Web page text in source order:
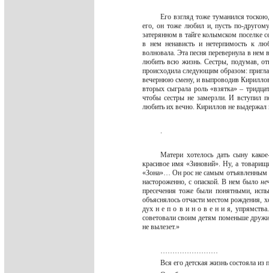
Его взгляд тоже туманился
его, он тоже любил и, пусть по-
затерянном в тайге колымском поселке
в нем ненависть и нетерпимость к
волновала. Эта песня перевернула в
любить всю жизнь. Сестры, подумав,
происходила следующим образом:
вечернюю смену, и выпроводив
вторых сыграла роль «взятка» –
чтобы сестры не замерзли. И вступил
любить их вечно. Кириллов не выдержал
.
Матери хотелось дать сыну
красивое имя «Зиновий». Ну, а
«Зона»… Он рос не самым отъявленным
настороженно, с опаской. В нем было
пресечения тоже были понятными,
объяснялось отчасти местом рождения,
дух н е п о в и н о в е н и я,
советовали своим детям поменьше
не вылезет.»
……………………
Вся его детская жизнь состояла